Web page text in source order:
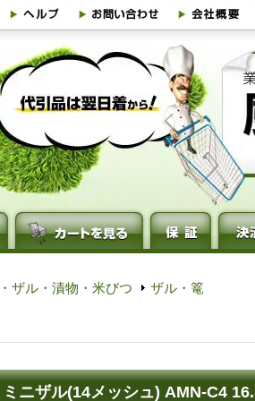
ザル・漬物・米びつ
ザル・篭
ニザル(14メッシュ) AMN-C4